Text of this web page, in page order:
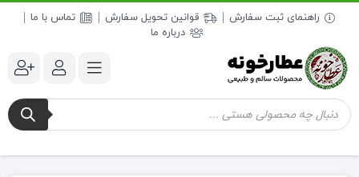
راهنمای ثبت سفارش قوانین تحویل سفارش
تماس با ما
درباره ما
جستجوی
محصولات